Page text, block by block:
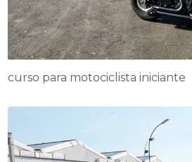
curso para motociclista iniciante